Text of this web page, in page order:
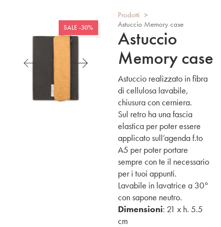
SALE -30%
Prodotti >
Astuccio Memory case
Astuccio
Memory case
Astuccio realizzato in fibra
di cellulosa lavabile,
chiusura con cerniera.
Sul retro ha una fascia
elastica per poter essere
applicato sull’agenda f.to
A5 per poter portare
sempre con te il necessario
per i tuoi appunti.
Lavabile in lavatrice a 30°
con sapone neutro.
Dimensioni: 21 x h. 5.5
cm